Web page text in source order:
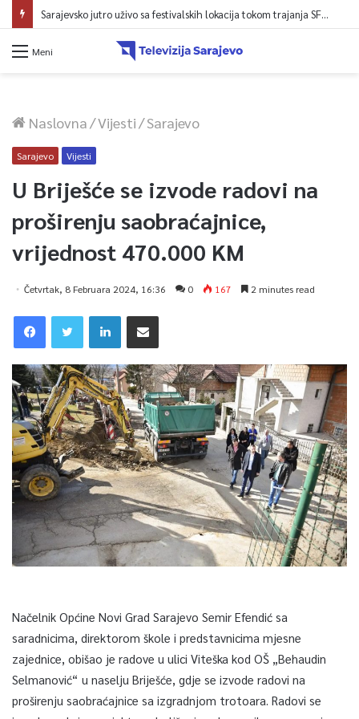
Sarajevsko jutro uživo sa festivalskih lokacija tokom trajanja SFF-a
Meni
Naslovna/Vijesti/Sarajevo
Sarajevo Vijesti
U Briješće se izvode radovi na
proširenju saobraćajnice,
vrijednost 470.000 KM
Četvrtak, 8 Februara 2024, 16:36 0 167 2 minutes read
Načelnik Općine Novi Grad Sarajevo Semir Efendić sa
saradnicima, direktorom škole i predstavnicima mjesne
zajednice, obišao je radove u ulici Viteška kod OŠ „Behaudin
Selmanović“ u naselju Briješće, gdje se izvode radovi na
proširenju saobraćajnice sa izgradnjom trotoara. Radovi se